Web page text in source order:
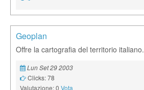
Geoplan
Offre la cartografia del territorio italiano.
Lun Set 29 2003
Clicks: 78
Valutazione: 0 Vota